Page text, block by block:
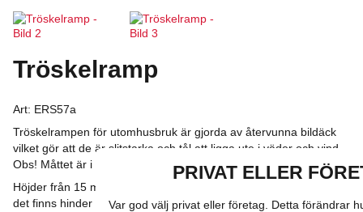
Tröskelramp
Art: ERS57a
Tröskelrampen för utomhusbruk är gjorda av återvunna bildäck
vilket gör att de är slitstarka och tål att ligga ute i väder och vind.
Obs! Måttet är i millimeter.
Höjder från 15 mm till 125 mm. Ramperna används överallt där
det finns hinder utomhus. De vanligaste ytorna är vid trottoarkant,
PRIVAT ELLER
Var god välj privat eller företag. Detta förändrar